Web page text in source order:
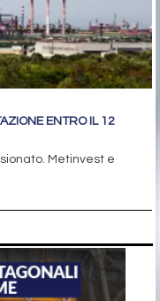
ENTRO IL 12
Metinvest e